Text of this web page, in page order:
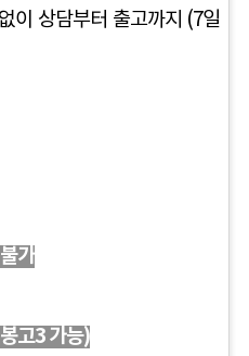
이 상담부터 출고까지 (7일
가
고3 가능)